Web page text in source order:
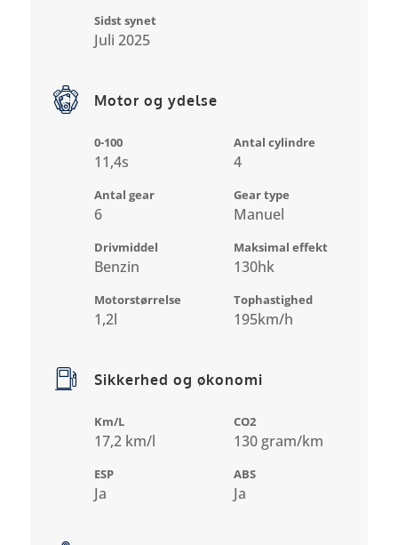
Sidst synet
Juli 2025
Motor og ydelse
0-100
11,4s
Antal cylindre
4
Antal gear
6
Gear type
Manuel
Drivmiddel
Benzin
Maksimal effekt
130hk
Motorstørrelse
1,2l
Tophastighed
195km/h
Sikkerhed og økonomi
Km/L
17,2 km/l
CO2
130 gram/km
ESP
Ja
ABS
Ja